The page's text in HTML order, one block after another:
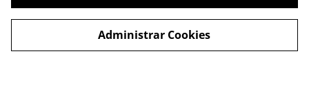
Administrar Cookies